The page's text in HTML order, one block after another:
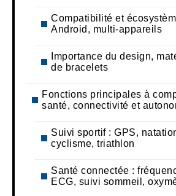
Compatibilité et
Android, multi-appareils
Importance du design,
de bracelets
Fonctions principales à
santé, connectivité et
Suivi sportif : GPS,
cyclisme, triathlon
Santé connectée :
ECG, suivi sommeil,